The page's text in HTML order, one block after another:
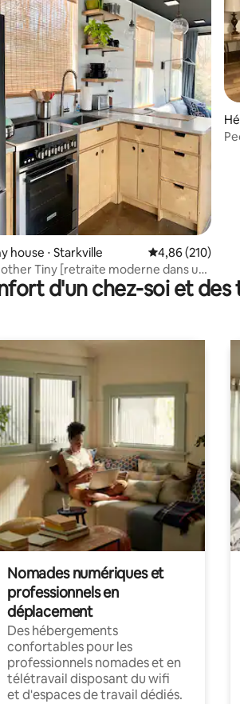
sur la base de 45 commentaires : 4,93
house ⋅ Starkville Évaluation
4,86 (210)
Tiny [retraite moderne dans un
maritime]
d'un chez-soi et
Nomades numériques et
professionnels en
déplacement
Des hébergements
confortables pour les
professionnels nomades et en
télétravail disposant du wifi
et d'espaces de travail dédiés.